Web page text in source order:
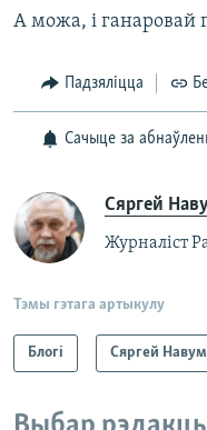
А можа, і ганаровай
Падзяліцца
Сачыце за
Сяргей
Журналіст
Тэмы гэтага артыкулу
Блогі Сяргей